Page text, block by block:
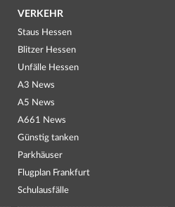
VERKEHR
Staus Hessen
Blitzer Hessen
Unfälle Hessen
A3 News
A5 News
A661 News
Günstig tanken
Parkhäuser
Flugplan Frankfurt
Schulausfälle